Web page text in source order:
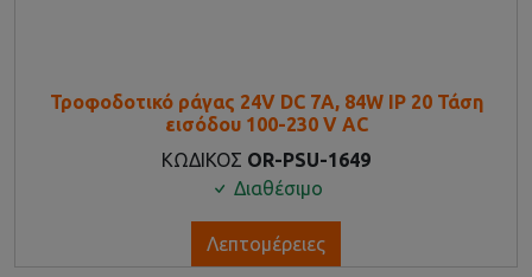
Τροφοδοτικό ράγας 24V DC 7A, 84W IP 20 Τάση
εισόδου 100-230 V AC
ΚΩΔΙΚΟΣ OR-PSU-1649
Διαθέσιμο
Λεπτομέρειες